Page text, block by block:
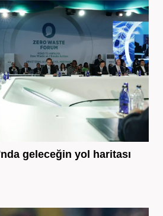
geleceğin yol haritası